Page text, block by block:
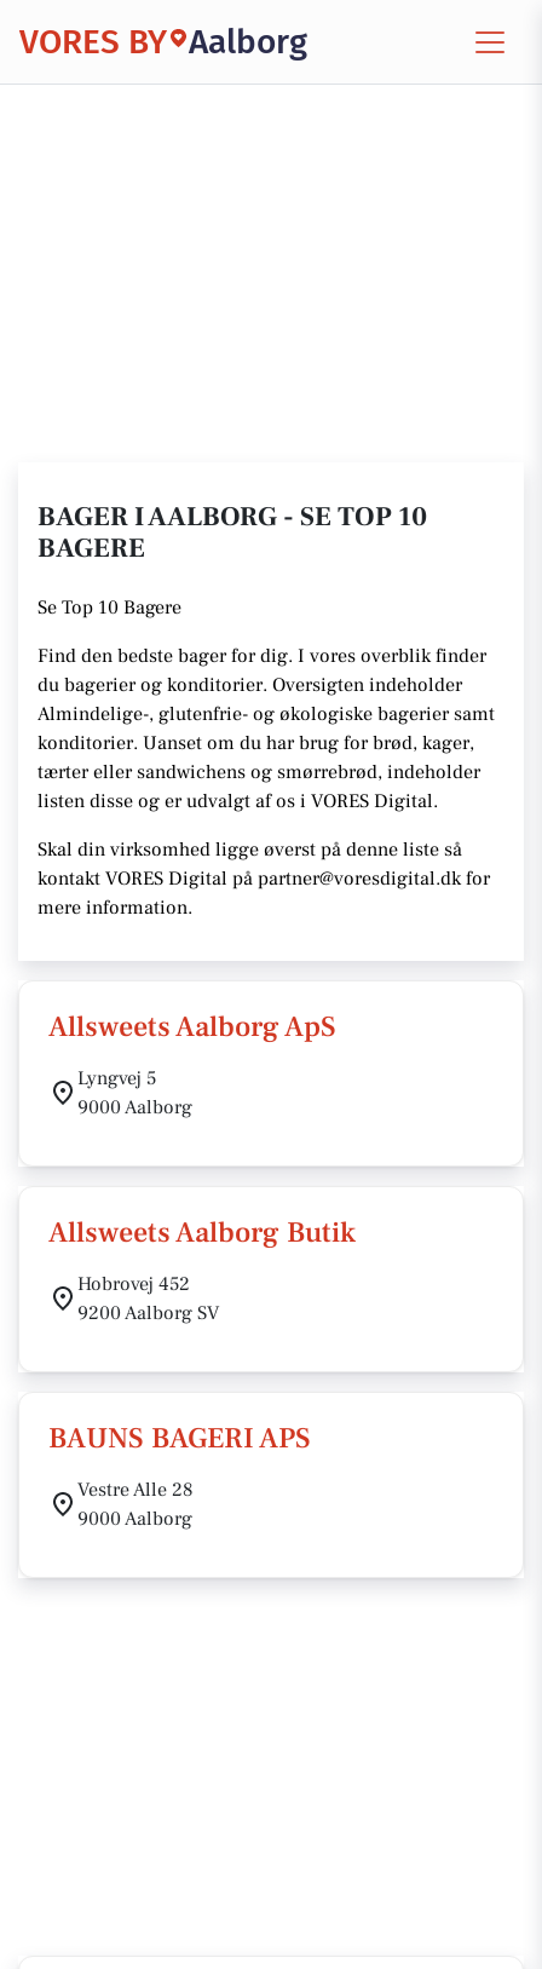
VORES BY Aalborg
BAGER I AALBORG - SE TOP 10
BAGERE
Se Top 10 Bagere
Find den bedste bager for dig. I vores overblik finder
du bagerier og konditorier. Oversigten indeholder
Almindelige-, glutenfrie- og økologiske bagerier samt
konditorier. Uanset om du har brug for brød, kager,
tærter eller sandwichens og smørrebrød, indeholder
listen disse og er udvalgt af os i VORES Digital.
Skal din virksomhed ligge øverst på denne liste så
kontakt VORES Digital på partner@voresdigital.dk for
mere information.
Allsweets Aalborg ApS
Lyngvej 5
9000 Aalborg
Allsweets Aalborg Butik
Hobrovej 452
9200 Aalborg SV
BAUNS BAGERI APS
Vestre Alle 28
9000 Aalborg